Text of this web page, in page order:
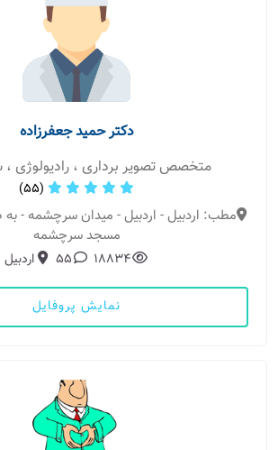
دکتر حمید جعفرزاده
متخصص تصویر برداری ، رادیولوژی ،
(55)
مطب: اردبیل - اردبیل - میدان سرچشمه - به
مسجد سرچشمه
18834
55 اردبیل
نمایش پروفایل